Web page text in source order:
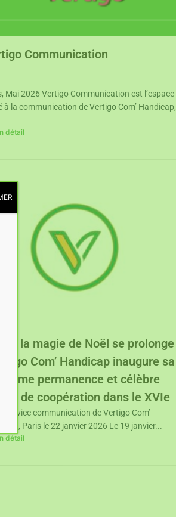
Communication
Mai 2026 Vertigo Communication est l’espace
à la communication de Vertigo Com’ Handicap,
détail
la magie de Noël se prolonge
Com’ Handicap inaugure sa
permanence et célèbre
de coopération dans le XVIe
le service communication de Vertigo Com’
Paris le 22 janvier 2026 Le 19 janvier...
détail